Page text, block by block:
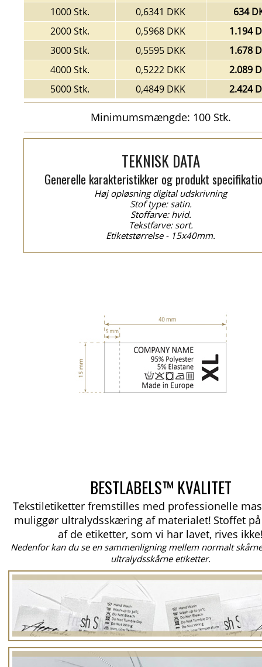
1000 Stk.
0,6341 DKK
634
2000 Stk.
0,5968 DKK
1.194
3000 Stk.
0,5595 DKK
1.678
4000 Stk.
0,5222 DKK
2.089
5000 Stk.
0,4849 DKK 2.424
Minimumsmængde: 100 Stk.
TEKNISK DATA
Generelle karakteristikker og produkt
Høj opløsning digital udskrivning
Stof type: satin.
Stoffarve: hvid.
Tekstfarve: sort.
Etiketstørrelse - 15x40mm.
BESTLABELS™ KVALITET
Tekstiletiketter fremstilles med professionelle
muliggør ultralydsskæring af materialet! Stoffet
af de etiketter, som vi har lavet, rives
Nedenfor kan du se en sammenligning mellem normalt
ultralydsskårne etiketter.